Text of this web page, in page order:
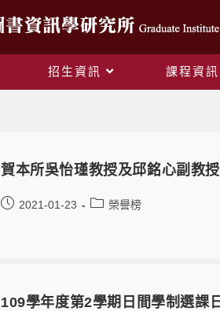
招生資訊 課程資訊
賀本所吳怡瑾教授及邱銘心副教
2021-01-23 榮譽榜
109學年度第2學期日間學制選課